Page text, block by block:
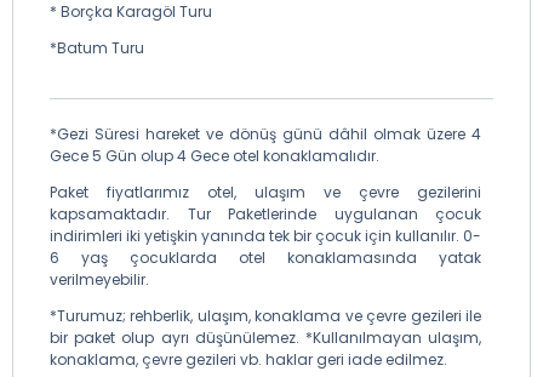
* Borçka Karagöl Turu
*Batum Turu
*Gezi Süresi hareket ve dönüş günü dâhil olmak üzere 4
Gece 5 Gün olup 4 Gece otel konaklamalıdır.
Paket fiyatlarımız otel, ulaşım ve çevre gezilerini
kapsamaktadır. Tur Paketlerinde uygulanan çocuk
indirimleri iki yetişkin yanında tek bir çocuk için kullanılır. 0-
6 yaş çocuklarda otel konaklamasında yatak
verilmeyebilir.
*Turumuz; rehberlik, ulaşım, konaklama ve çevre gezileri ile
bir paket olup ayrı düşünülemez. *Kullanılmayan ulaşım,
konaklama, çevre gezileri vb. haklar geri iade edilmez.